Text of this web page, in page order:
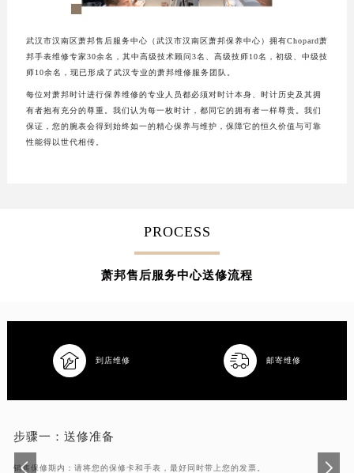
武汉市汉南区萧邦售后服务中心（武汉市汉南区萧邦保养中心）拥有Chopard萧
邦手表维修专家30余名，其中高级技术顾问3名、高级技师10名，初级、中级技
师10余名，现已形成了武汉专业的萧邦维修服务团队。
每位对萧邦时计进行保养维修的专业人员都必须对时计本身、时计历史及其拥
有者抱有充分的尊重。我们认为每一枚时计，都同它的拥有者一样尊贵。我们
保证，您的腕表会得到始终如一的精心保养与维护，保障它的恒久价值与可靠
性能得以世代相传。
PROCESS
萧邦售后服务中心送修流程
 到店维修  邮寄维修
步骤一： 送修准备
销售保修期内：请将您的保修卡和手表，最好同时带上您的发票。